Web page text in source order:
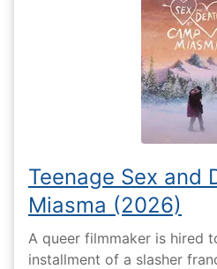
Teenage Sex and
Miasma (2026)
A queer filmmaker is hired
installment of a slasher